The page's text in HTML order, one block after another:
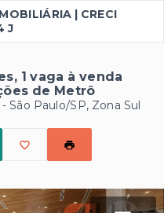
| CRECI
J
1 vaga à venda
de Metrô
São Paulo/SP, Zona Sul